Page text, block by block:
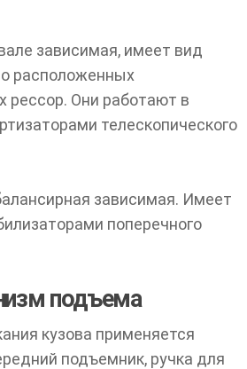
зависимая, имеет вид
расположенных
рессор. Они работают в
телескопического
зависимая. Имеет
поперечного
подъема
кузова применяется
подъемник, ручка для